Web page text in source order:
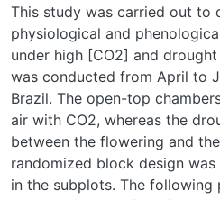
This study was carried out to
and phenological responses of
and drought stress. The
April to July 2009 in Viçosa,
were used to enrich the air with
stress was applied between the
The randomized block design
in the subplots. The following
(F1) and [CO2] environmental